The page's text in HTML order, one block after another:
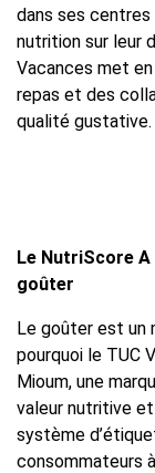
dans ses centres
nutrition sur leur
Vacances met
repas et des
qualité gustative.
Le NutriScore A
goûter
Le goûter est un
pourquoi le TUC
Mioum, une
valeur nutritive
système
consommateurs